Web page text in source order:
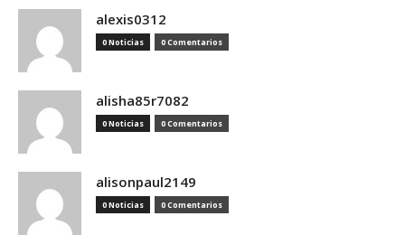
alexis0312
0 Noticias 0 Comentarios
alisha85r7082
0 Noticias 0 Comentarios
alisonpaul2149
0 Noticias 0 Comentarios